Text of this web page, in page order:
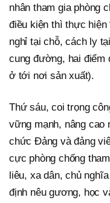
nhân tham gia phòng
điều kiện thì thực hiện
nghỉ tại chỗ, cách ly
cung đường, hai điểm
ở tới nơi sản xuất).
Thứ sáu, coi trọng
vững mạnh, nâng cao
chức Đảng và đảng
cực phòng chống
liêu, xa dân, chủ
định nêu gương, học